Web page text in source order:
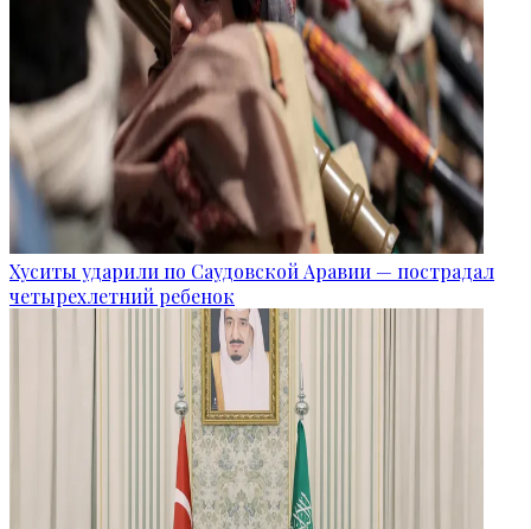
Хуситы ударили по Саудовской Аравии — пострадал
четырехлетний ребенок